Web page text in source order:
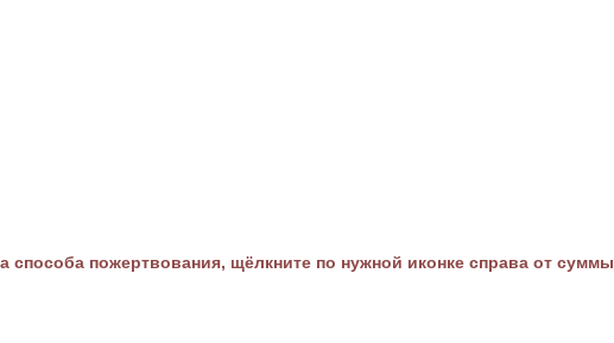
способа пожертвования, щёлкните по нужной иконке справа от суммы